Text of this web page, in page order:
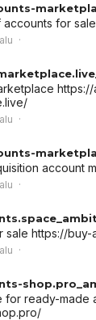
for sale
account
sale https://buy-
for ready-made